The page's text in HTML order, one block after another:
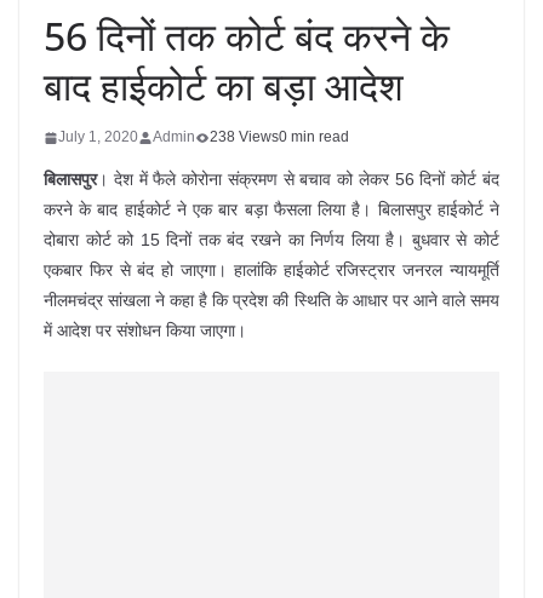
56 दिनों तक कोर्ट बंद करने के
बाद हाईकोर्ट का बड़ा आदेश
July 1, 2020 Admin 238 Views0 min read
बिलासपुर। देश में फैले कोरोना संक्रमण से बचाव को लेकर 56 दिनों कोर्ट बंद
करने के बाद हाईकोर्ट ने एक बार बड़ा फैसला लिया है। बिलासपुर हाईकोर्ट ने
दोबारा कोर्ट को 15 दिनों तक बंद रखने का निर्णय लिया है। बुधवार से कोर्ट
एकबार फिर से बंद हो जाएगा। हालांकि हाईकोर्ट रजिस्ट्रार जनरल न्यायमूर्ति
नीलमचंद्र सांखला ने कहा है कि प्रदेश की स्थिति के आधार पर आने वाले समय
में आदेश पर संशोधन किया जाएगा।